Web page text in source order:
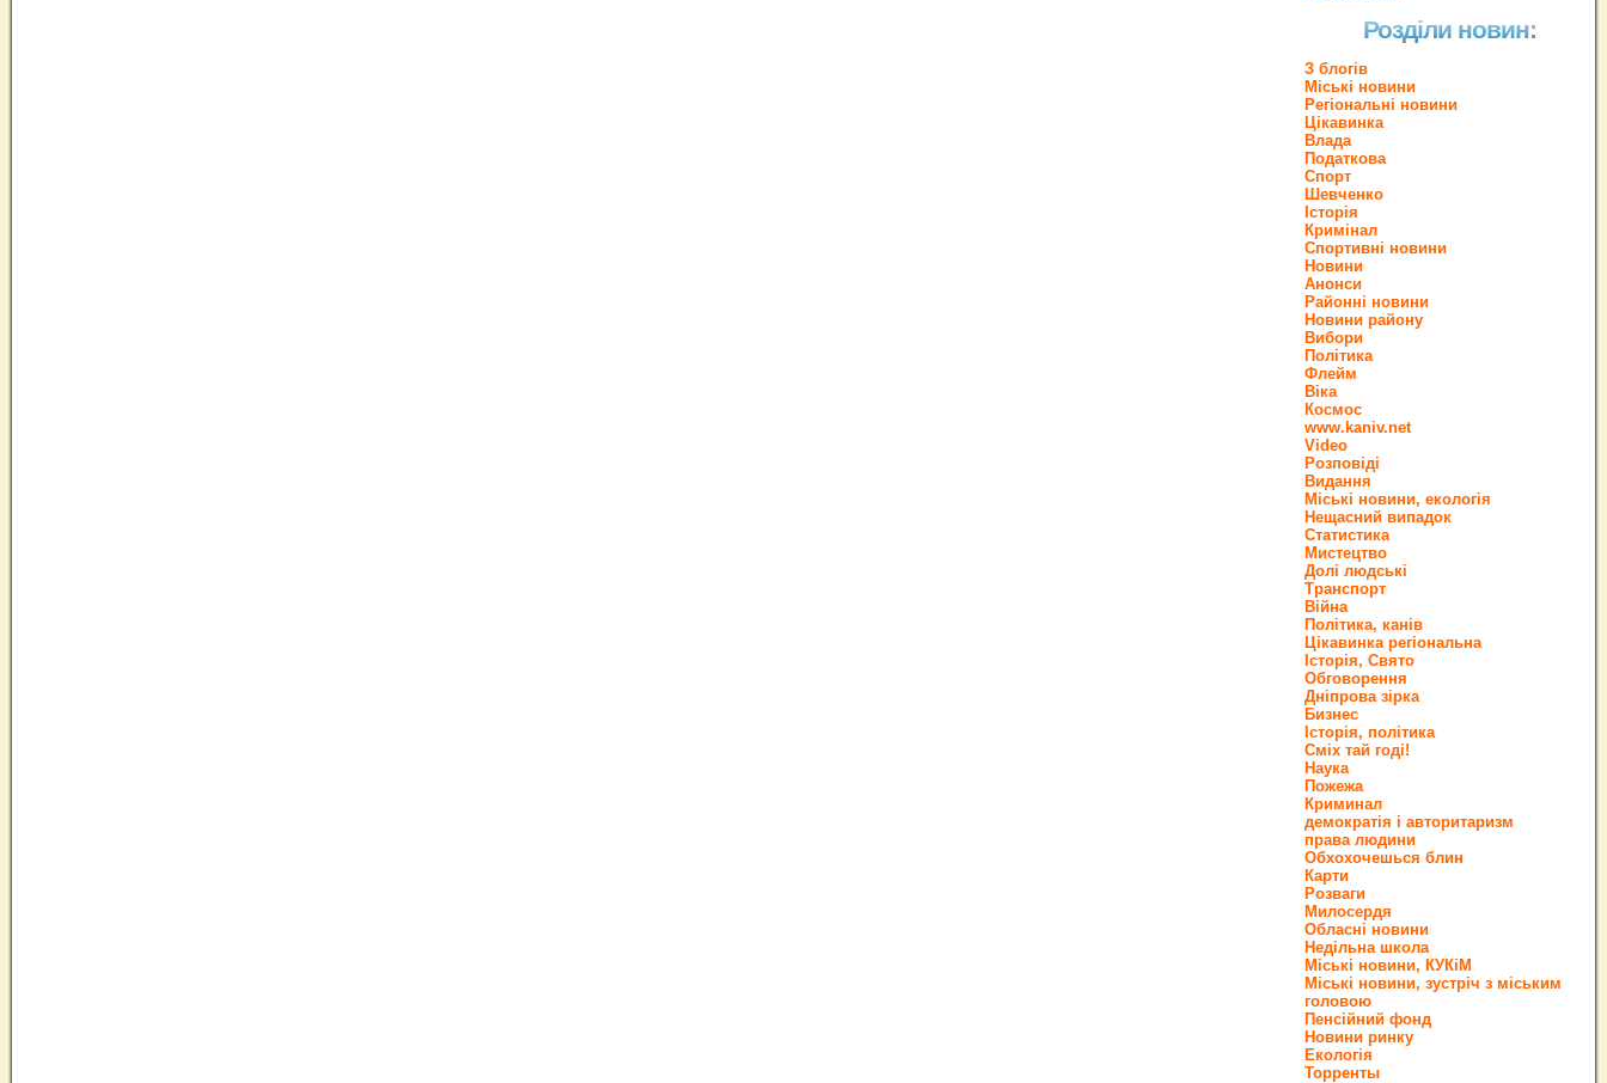
Розділи новин:
З блогів
Міські новини
Регіональні новини
Цікавинка
Влада
Податкова
Спорт
Шевченко
Історія
Кримінал
Спортивні новини
Новини
Анонси
Районні новини
Новини району
Вибори
Політика
Флейм
Віка
Космос
www.kaniv.net
Video
Розповіді
Видання
Міські новини, екологія
Нещасний випадок
Статистика
Мистецтво
Долі людські
Транспорт
Війна
Політика, канів
Цікавинка регіональна
Історія, Свято
Обговорення
Дніпрова зірка
Бизнес
Історія, політика
Сміх тай годі!
Наука
Пожежа
Криминал
демократія і авторитаризм
права людини
Обхохочешься блин
Карти
Розваги
Милосердя
Обласні новини
Недільна школа
Міські новини, КУКіМ
Міські новини, зустріч з міським
головою
Пенсійний фонд
Новини ринку
Екологія
Торренты